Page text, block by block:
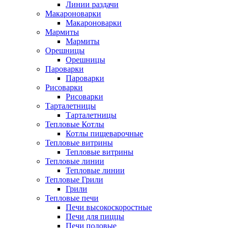
Линии раздачи
Макароноварки
Макароноварки
Мармиты
Мармиты
Орешницы
Орешницы
Пароварки
Пароварки
Рисоварки
Рисоварки
Тарталетницы
Тарталетницы
Тепловые Котлы
Котлы пищеварочные
Тепловые витрины
Тепловые витрины
Тепловые линии
Тепловые линии
Тепловые Грили
Грили
Тепловые печи
Печи высокоскоростные
Печи для пиццы
Печи подовые